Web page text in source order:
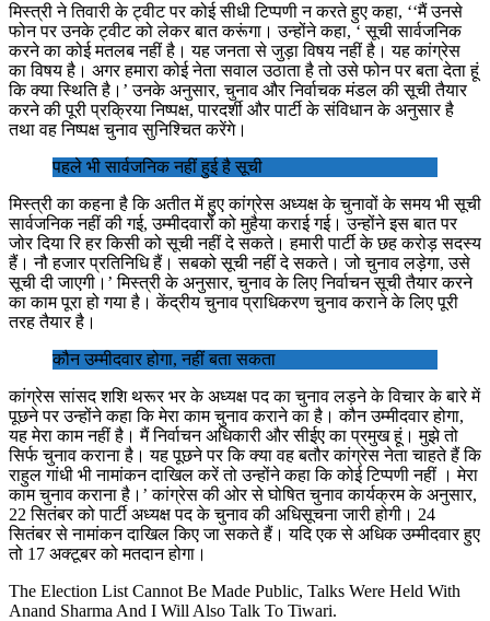
मिस्त्री ने तिवारी के ट्वीट पर कोई सीधी टिप्पणी न करते हुए कहा, ‘‘मैं उनसे
फोन पर उनके ट्वीट को लेकर बात करूंगा। उन्होंने कहा, ‘ सूची सार्वजनिक
करने का कोई मतलब नहीं है। यह जनता से जुड़ा विषय नहीं है। यह कांग्रेस
का विषय है। अगर हमारा कोई नेता सवाल उठाता है तो उसे फोन पर बता देता हूं
कि क्या स्थिति है।’ उनके अनुसार, चुनाव और निर्वाचक मंडल की सूची तैयार
करने की पूरी प्रक्रिया निष्पक्ष, पारदर्शी और पार्टी के संविधान के अनुसार है
तथा वह निष्पक्ष चुनाव सुनिश्चित करेंगे।
पहले भी सार्वजनिक नहीं हुई है सूची
मिस्त्री का कहना है कि अतीत में हुए कांग्रेस अध्यक्ष के चुनावों के समय भी सूची
सार्वजनिक नहीं की गई, उम्मीदवारों को मुहैया कराई गई। उन्होंने इस बात पर
जोर दिया रि हर किसी को सूची नहीं दे सकते। हमारी पार्टी के छह करोड़ सदस्य
हैं। नौ हजार प्रतिनिधि हैं। सबको सूची नहीं दे सकते। जो चुनाव लड़ेगा, उसे
सूची दी जाएगी।’ मिस्त्री के अनुसार, चुनाव के लिए निर्वाचन सूची तैयार करने
का काम पूरा हो गया है। केंद्रीय चुनाव प्राधिकरण चुनाव कराने के लिए पूरी
तरह तैयार है।
कौन उम्मीदवार होगा, नहीं बता सकता
कांग्रेस सांसद शशि थरूर भर के अध्यक्ष पद का चुनाव लड़ने के विचार के बारे में
पूछने पर उन्होंने कहा कि मेरा काम चुनाव कराने का है। कौन उम्मीदवार होगा,
यह मेरा काम नहीं है। मैं निर्वाचन अधिकारी और सीईए का प्रमुख हूं। मुझे तो
सिर्फ चुनाव कराना है। यह पूछने पर कि क्या वह बतौर कांग्रेस नेता चाहते हैं कि
राहुल गांधी भी नामांकन दाखिल करें तो उन्होंने कहा कि कोई टिप्पणी नहीं । मेरा
काम चुनाव कराना है।’ कांग्रेस की ओर से घोषित चुनाव कार्यक्रम के अनुसार,
22 सितंबर को पार्टी अध्यक्ष पद के चुनाव की अधिसूचना जारी होगी। 24
सितंबर से नामांकन दाखिल किए जा सकते हैं। यदि एक से अधिक उम्मीदवार हुए
तो 17 अक्टूबर को मतदान होगा।
The Election List Cannot Be Made Public, Talks Were Held With
Anand Sharma And I Will Also Talk To Tiwari.